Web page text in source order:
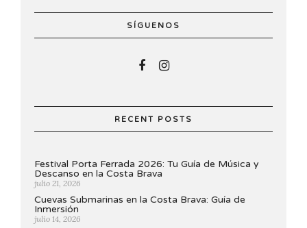
SÍGUENOS
RECENT POSTS
Festival Porta Ferrada 2026: Tu Guía de Música y
Descanso en la Costa Brava
julio 21, 2026
Cuevas Submarinas en la Costa Brava: Guía de
Inmersión
julio 14, 2026